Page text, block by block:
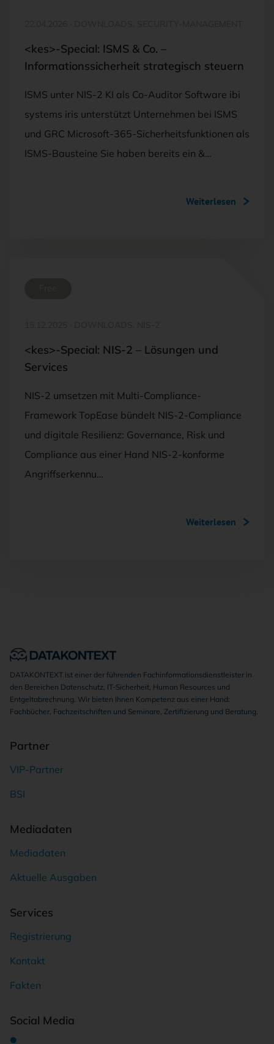
<kes>-Special: ISMS & Co. –
Informationssicherheit strategisch steuern
ISMS unter NIS-2 KI als Co-Auditor Software ibi
systems iris unterstützt Unternehmen bei ISMS
und GRC Microsoft-365-Sicherheitsfunktionen als
ISMS-Bausteine Sie haben bereits ein &…
Weiterlesen
<kes>-Special: NIS-2 – Lösungen und
Services
NIS-2 umsetzen mit Multi-Compliance-
Framework TopEase bündelt NIS-2-Compliance
und digitale Resilienz: Governance, Risk und
Compliance aus einer Hand NIS-2-konforme
Angriffserkennu…
Weiterlesen
DATAKONTEXT ist einer der führenden Fachinformationsdienstleister in
den Bereichen Datenschutz, IT-Sicherheit, Human Resources und
Entgeltabrechnung. Wir bieten Ihnen Kompetenz aus einer Hand:
Fachbücher, Fachzeitschriften und Seminare, Zertifizierung und Beratung.
Partner
VIP-Partner
BSI
Mediadaten
Mediadaten
Aktuelle Ausgaben
Services
Registrierung
Kontakt
Fakten
Social Media